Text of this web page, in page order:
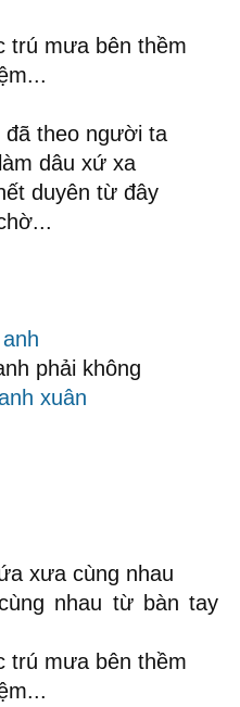
trú mưa bên thềm
đã theo người ta
dâu xứ xa
duyên từ đây
phải không
xuân
xưa cùng nhau
nhau từ bàn tay
trú mưa bên thềm